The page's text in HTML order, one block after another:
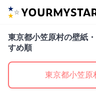
東京都小笠原村の壁紙
すめ順
東京都小笠原